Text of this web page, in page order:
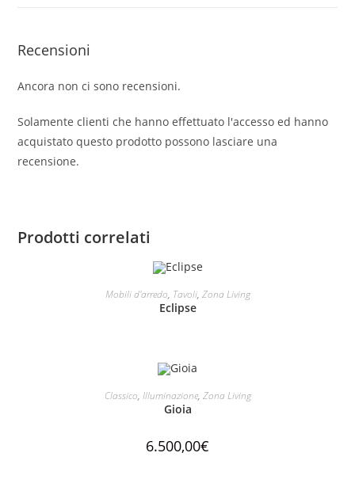
Recensioni
Ancora non ci sono recensioni.
Solamente clienti che hanno effettuato l'accesso ed hanno
acquistato questo prodotto possono lasciare una
recensione.
Prodotti correlati
LEGGI TUTTO
Mobili d'arredo, Tavoli, Zona Living
Eclipse
AGGIUNGI AL CARRELLO
Classico, Illuminazione, Zona Living
Gioia
6.500,00€